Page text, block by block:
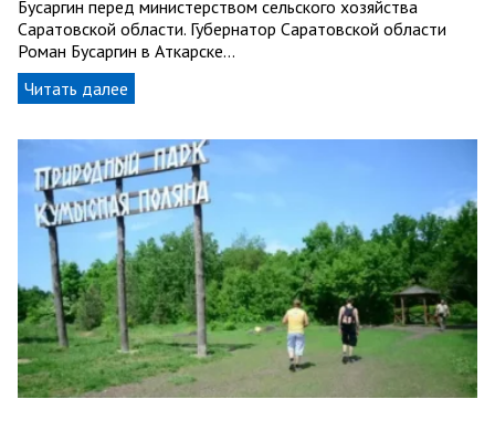
Бусаргин перед министерством сельского хозяйства
Саратовской области. Губернатор Саратовской области
Роман Бусаргин в Аткарске…
Читать далее